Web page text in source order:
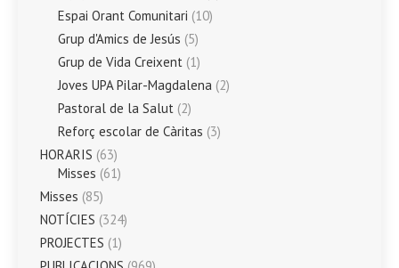
Espai Orant Comunitari (10)
Grup d'Amics de Jesús (5)
Grup de Vida Creixent (1)
Joves UPA Pilar-Magdalena (2)
Pastoral de la Salut (2)
Reforç escolar de Càritas (3)
HORARIS (63)
Misses (61)
Misses (85)
NOTÍCIES (324)
PROJECTES (1)